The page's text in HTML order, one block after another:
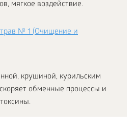
мягкое воздействие.
№ 1 (Очищение и
крушиной, курильским
обменные процессы и